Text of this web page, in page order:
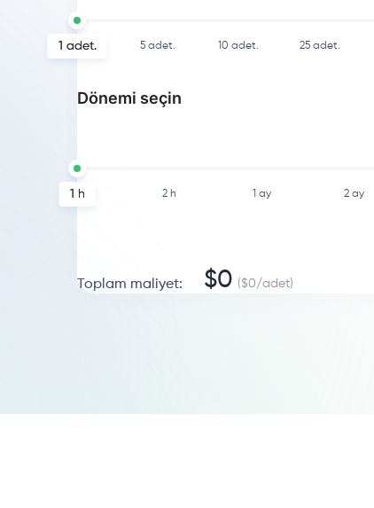
1 adet. 5 adet. 10 adet. 25 adet.
Dönemi seçin
1 h 2 h 1 ay 2 ay
Toplam maliyet: $0 ($0/adet)